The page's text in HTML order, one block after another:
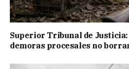
Superior Tribunal de Justicia:
demoras procesales no